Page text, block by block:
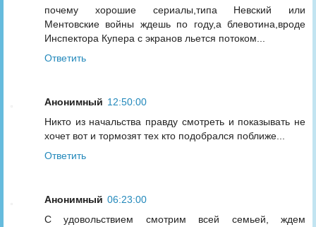
почему хорошие сериалы,типа Невский или
Ментовские войны ждешь по году,а блевотина,вроде
Инспектора Купера с экранов льется потоком...
Ответить
Анонимный 12:50:00
Никто из начальства правду смотреть и показывать не
хочет вот и тормозят тех кто подобрался поближе...
Ответить
Анонимный 06:23:00
С удовольствием смотрим всей семьей, ждем